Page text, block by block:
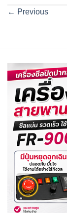
← Previous